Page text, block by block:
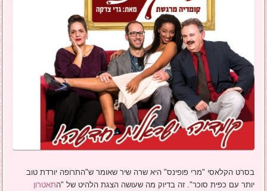
בסרט הקלאסי "מרי פופינס" היא שרה שיר שאומר ש"התרופה יורדת טוב
יותר עם כפית סוכר". זה בדיוק מה שעושה הצגת הלהיט של "התאטרון